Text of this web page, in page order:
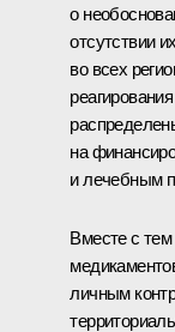
о
отсутствии
во всех
на
и лечебным
Вместе с
личным